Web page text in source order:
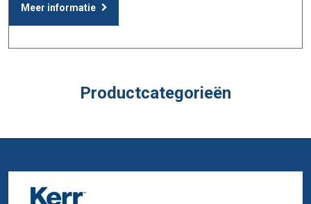
Meer informatie
Productcategorieën